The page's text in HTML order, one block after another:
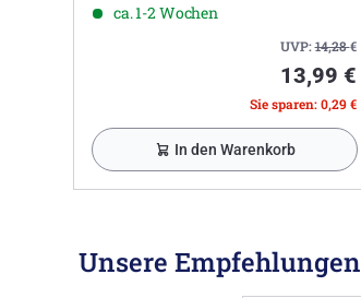
ca. 1-2 Wochen
UVP:14,28€
13,99 €
Sie sparen: 0,29 €
In den Warenkorb
Unsere Empfehlungen